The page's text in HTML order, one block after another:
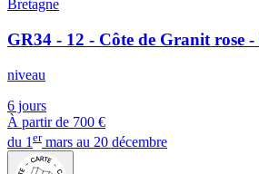
Bretagne
GR34 - 12 - Côte de Granit rose
niveau
6 jours
À partir de 700 €
du 1 ermars au 20 décembre